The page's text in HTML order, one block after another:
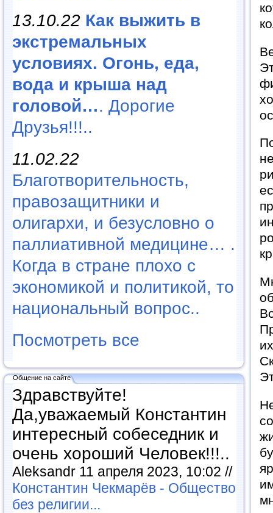
13.10.22 Как выжить в
экстремальных
условиях. Огонь, еда,
вода и крыша над
головой…. Дорогие
Друзья!!!..
11.02.22
Благотворительность,
правозащитники и
олигархи, и безусловно о
паллиативной медицине… .
Когда в стране плохо с
экономикой и политикой, то
национальный вопрос..
Посмотреть все
Общение на сайте
Здравствуйте!
Да,уважаемый Константин
интересный собеседник и
очень хороший Человек!!!..
Aleksandr 11 апреля 2023, 10:02 //
Константин Чекмарёв - Общество
без религии...